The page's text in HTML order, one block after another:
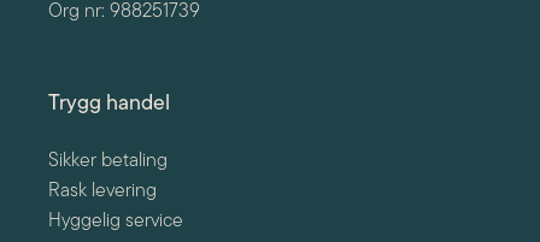
Org nr: 988251739
Trygg handel
Sikker betaling
Rask levering
Hyggelig service